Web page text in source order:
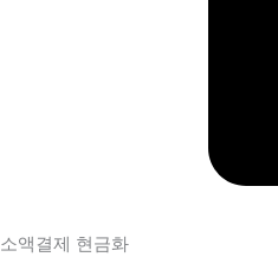
소액결제 현금화